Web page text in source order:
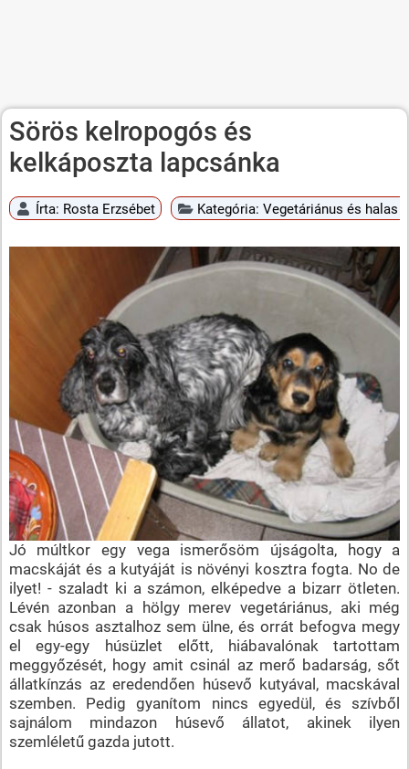
Sörös kelropogós és
kelkáposzta lapcsánka
Írta: Rosta Erzsébet Kategória:Vegetáriánus és halas
Jó múltkor egy vega ismerősöm újságolta, hogy a
macskáját és a kutyáját is növényi kosztra fogta. No de
ilyet! - szaladt ki a számon, elképedve a bizarr ötleten.
Lévén azonban a hölgy merev vegetáriánus, aki még
csak húsos asztalhoz sem ülne, és orrát befogva megy
el egy-egy húsüzlet előtt, hiábavalónak tartottam
meggyőzését, hogy amit csinál az merő badarság, sőt
állatkínzás az eredendően húsevő kutyával, macskával
szemben. Pedig gyanítom nincs egyedül, és szívből
sajnálom mindazon húsevő állatot, akinek ilyen
szemléletű gazda jutott.